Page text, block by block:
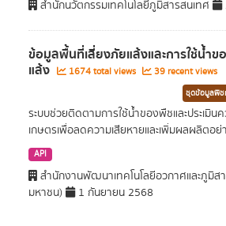
สำนักนวัตกรรมเทคโนโลยีภูมิสารสนเทศ
ข้อมูลพื้นที่เสี่ยงภัยแล้งและการใช้นํ้าข
แล้ง 1674 total views 39 recent views
ชุดข้อมูลพืช
ระบบช่วยติดตามการใช้น้ำของพืชและประเมิน
เกษตรเพื่อลดความเสียหายและเพิ่มผลผลิตอ
API
สำนักงานพัฒนาเทคโนโลยีอวกาศและภูมิส
มหาชน)
1 กันยายน 2568